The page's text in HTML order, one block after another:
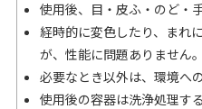
使用後、目・皮ふ・のど・
経時的に変色したり、まれ
が、性能に問題ありません。
必要なとき以外は、環境へ
使用後の容器は洗浄処理する